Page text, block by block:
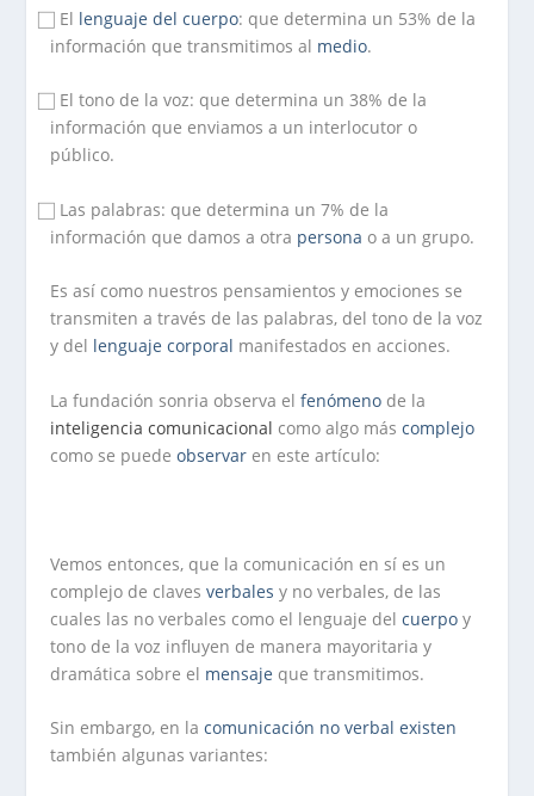
⃞ El lenguaje del cuerpo: que determina un 53% de la
información que transmitimos al medio.
⃞ El tono de la voz: que determina un 38% de la
información que enviamos a un interlocutor o
público.
⃞ Las palabras: que determina un 7% de la
información que damos a otra persona o a un grupo.
Es así como nuestros pensamientos y emociones se
transmiten a través de las palabras, del tono de la voz
y del lenguaje corporal manifestados en acciones.
La fundación sonria observa elfenómeno de la
inteligencia comunicacional como algo máscomplejo
como se puedeobservar en este artículo:
Vemos entonces, que la comunicación en sí es un
complejo de clavesverbales y no verbales, de las
cuales las no verbales como el lenguaje delcuerpo y
tono de la voz influyen de manera mayoritaria y
dramática sobre el mensaje que transmitimos.
Sin embargo, en lacomunicación no verbal existen
también algunas variantes: